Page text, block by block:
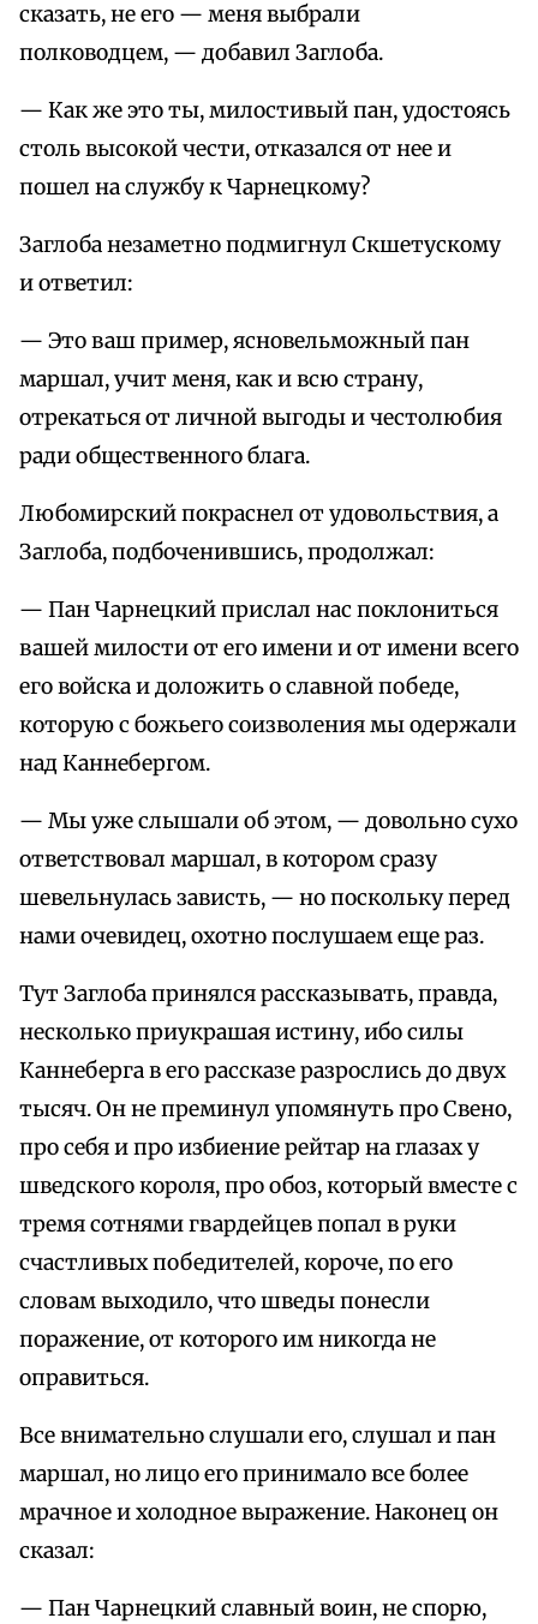
сказать, не его — меня выбрали
полководцем, — добавил Заглоба.
— Как же это ты, милостивый пан, удостоясь
столь высокой чести, отказался от нее и
пошел на службу к Чарнецкому?
Заглоба незаметно подмигнул Скшетускому
и ответил:
— Это ваш пример, ясновельможный пан
маршал, учит меня, как и всю страну,
отрекаться от личной выгоды и честолюбия
ради общественного блага.
Любомирский покраснел от удовольствия, а
Заглоба, подбоченившись, продолжал:
— Пан Чарнецкий прислал нас поклониться
вашей милости от его имени и от имени всего
его войска и доложить о славной победе,
которую с божьего соизволения мы одержали
над Каннебергом.
— Мы уже слышали об этом, — довольно сухо
ответствовал маршал, в котором сразу
шевельнулась зависть, — но поскольку перед
нами очевидец, охотно послушаем еще раз.
Тут Заглоба принялся рассказывать, правда,
несколько приукрашая истину, ибо силы
Каннеберга в его рассказе разрослись до двух
тысяч. Он не преминул упомянуть про Свено,
про себя и про избиение рейтар на глазах у
шведского короля, про обоз, который вместе с
тремя сотнями гвардейцев попал в руки
счастливых победителей, короче, по его
словам выходило, что шведы понесли
поражение, от которого им никогда не
оправиться.
Все внимательно слушали его, слушал и пан
маршал, но лицо его принимало все более
мрачное и холодное выражение. Наконец он
сказал:
— Пан Чарнецкий славный воин, не спорю,